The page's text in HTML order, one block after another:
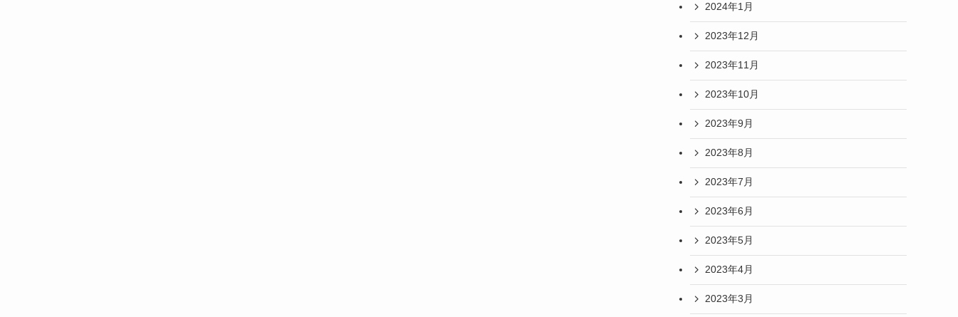
2024年1月
2023年12月
2023年11月
2023年10月
2023年9月
2023年8月
2023年7月
2023年6月
2023年5月
2023年4月
2023年3月